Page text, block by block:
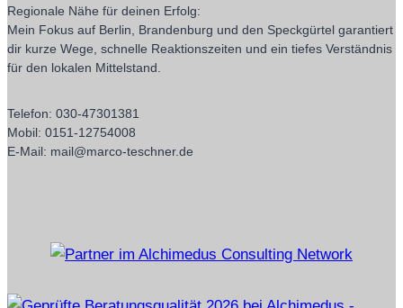
Regionale Nähe für deinen Erfolg:
Mein Fokus auf Berlin, Brandenburg und den Speckgürtel garantiert
dir kurze Wege, schnelle Reaktionszeiten und ein tiefes Verständnis
für den lokalen Mittelstand.
Telefon: 030-47301381
Mobil: 0151-12754008
E-Mail: mail@marco-teschner.de